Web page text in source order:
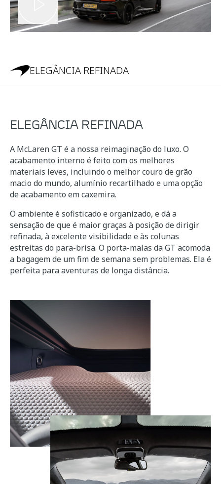
ELEGÂNCIA REFINADA
ELEGÂNCIA REFINADA
A McLaren GT é a nossa reimaginação do luxo. O
acabamento interno é feito com os melhores
materiais leves, incluindo o melhor couro de grão
macio do mundo, alumínio recartilhado e uma opção
de acabamento em caxemira.
O ambiente é sofisticado e organizado, e dá a
sensação de que é maior graças à posição de dirigir
refinada, à excelente visibilidade e às colunas
estreitas do para-brisa. O porta-malas da GT acomoda
a bagagem de um fim de semana sem problemas. Ela é
perfeita para aventuras de longa distância.